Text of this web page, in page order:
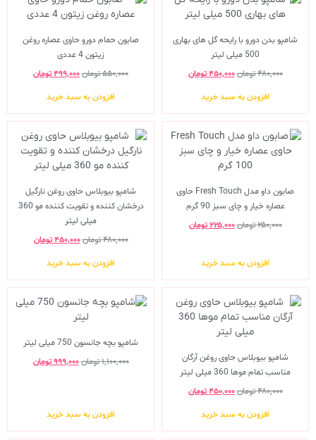
شامپو بدن دورو با رایحه گل های بهاری
500 میلی لیتر
۴۸۰,۰۰۰تومان۴۵۰,۰۰۰ تومان
افزودن به سبد خرید
صابون حمام دورو حاوی عصاره روغن
زیتون 4 عددی
۵۵۰,۰۰۰تومان۴۹۹,۰۰۰تومان
افزودن به سبد خرید
صابون داو مدل Fresh Touch حاوی
عصاره خیار و چای سبز 90 گرم
۲۵۰,۰۰۰تومان۲۲۵,۰۰۰ تومان
افزودن به سبد خرید
شامپو بیوبلاس حاوی روغن نارگیل
درخشان کننده و تقویت کننده مو 360
میلی لیتر
۴۸۰,۰۰۰تومان۴۵۰,۰۰۰ تومان
افزودن به سبد خرید
شامپو بیوبلاس حاوی روغن آرگان
مناسب تمام موها 360 میلی لیتر
۴۸۰,۰۰۰تومان۴۵۰,۰۰۰ تومان
افزودن به سبد خرید
شامپو بچه جانسون 750 میلی لیتر
۱,۱۰۰,۰۰۰تومان۹۹۹,۰۰۰ تومان
افزودن به سبد خرید